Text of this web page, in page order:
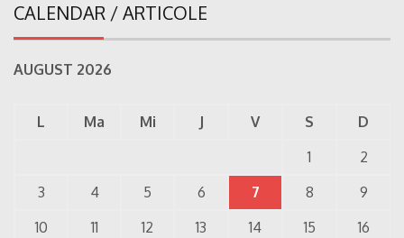
CALENDAR / ARTICOLE
AUGUST 2026
L Ma Mi J V S
D
1
2
3
4 5 6 7 8
9
10
11 12 13 14 15
16